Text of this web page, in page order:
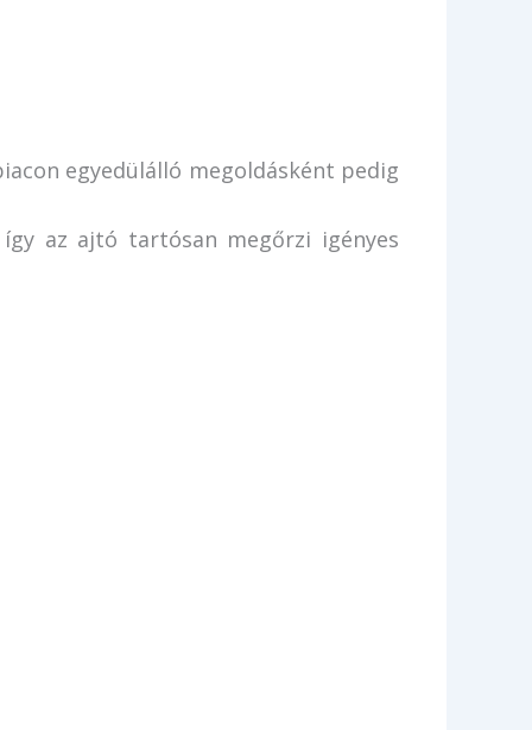
egyedülálló megoldásként pedig
az ajtó tartósan megőrzi igényes